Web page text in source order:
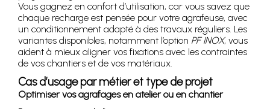
Vous gagnez en confort d’utilisation, car vous savez que
chaque recharge est pensée pour votre agrafeuse, avec
un conditionnement adapté à des travaux réguliers. Les
variantes disponibles, notamment l’option PF INOX, vous
aident à mieux aligner vos fixations avec les contraintes
de vos chantiers et de vos matériaux.
Cas d’usage par métier et type de projet
Optimiser vos agrafages en atelier ou en chantier